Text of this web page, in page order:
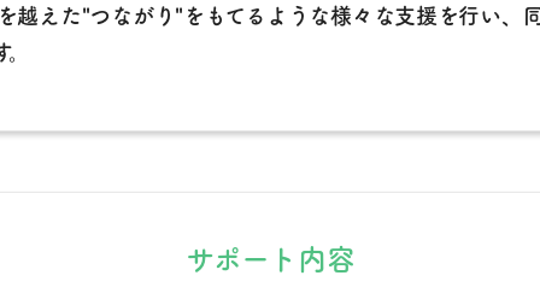
越えた"つながり"をもてるような様々な支援を行い、
サポート内容